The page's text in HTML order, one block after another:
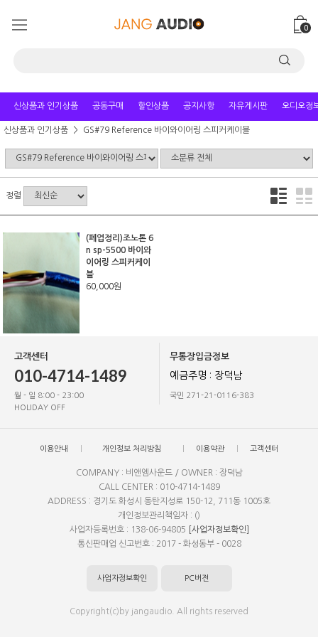
0
신상품과 인기상품 공동구매 할인상품 공지사항 자유게시판 오디오정
신상품과 인기상품 GS#79 Reference 바이와이어링 스피커케이블
정렬
(폐업정리)조노톤 6
n sp-5500 바이와
이어링 스피커케이
블
60,000원
고객센터
010-4714-1489
월 - 일 8:00 - 23:00
HOLIDAY OFF
무통장입금정보
예금주명 : 장덕남
국민 271-21-0116-383
이용안내 개인정보 처리방침 이용약관 고객센터
COMPANY : 비앤엠사운드 / OWNER : 장덕남
CALL CENTER : 010-4714-1489
ADDRESS : 경기도 화성시 동탄지성로 150-12, 711동 1005호
개인정보관리책임자 : ()
사업자등록번호 : 138-06-94805
[사업자정보확인]
통신판매업 신고번호 : 2017 - 화성동부 - 0028
사업자정보확인 PC버전
Copyright(c)by jangaudio. All rights reserved